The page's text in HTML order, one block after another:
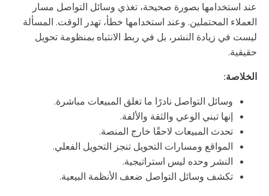
عند استخدامها بصورة صحيحة، تغذي وسائل التواصل مسار
العملاء المحتملين. وعند استخدامها خطأ، تهدر الوقت. المسألة
ليست في زيادة النشر، بل في ربط الانتباه بمنظومة تحويل
حقيقية.
الخلاصة:
وسائل التواصل نادرًا ما تغلق المبيعات مباشرة.
إنها تبني الوعي والثقة والألفة.
تحدث المبيعات لاحقًا خارج المنصة.
المواقع ومسارات التحويل تنجز التحويل الفعلي.
النشر وحده ليس استراتيجية.
تكشف وسائل التواصل ضعف الأنظمة البيعية.